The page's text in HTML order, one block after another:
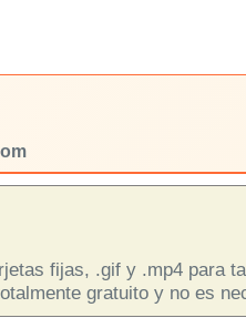
fijas, .gif y .mp4 para
gratuito y no es